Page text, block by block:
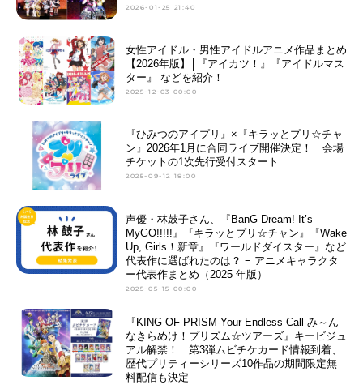
2026-01-25 21:40
女性アイドル・男性アイドルアニメ作品まとめ
【2026年版】│『アイカツ！』『アイドルマス
ター』 などを紹介！
2025-12-03 00:00
『ひみつのアイプリ』×『キラッとプリ☆チャ
ン』2026年1月に合同ライブ開催決定！ 会場
チケットの1次先行受付スタート
2025-09-12 18:00
声優・林鼓子さん、『BanG Dream! It’s
MyGO!!!!!』『キラッとプリ☆チャン』『Wake
Up, Girls！新章』『ワールドダイスター』など
代表作に選ばれたのは？ − アニメキャラクタ
ー代表作まとめ（2025 年版）
2025-05-15 00:00
『KING OF PRISM-Your Endless Call-み～ん
なきらめけ！プリズム☆ツアーズ』キービジュ
アル解禁！ 第3弾ムビチケカード情報到着、
歴代プリティーシリーズ10作品の期間限定無
料配信も決定